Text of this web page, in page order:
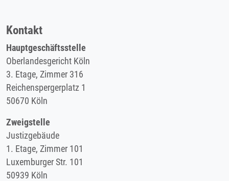
Kontakt
Hauptgeschäftsstelle
Oberlandesgericht Köln
3. Etage, Zimmer 316
Reichenspergerplatz 1
50670 Köln
Zweigstelle
Justizgebäude
1. Etage, Zimmer 101
Luxemburger Str. 101
50939 Köln